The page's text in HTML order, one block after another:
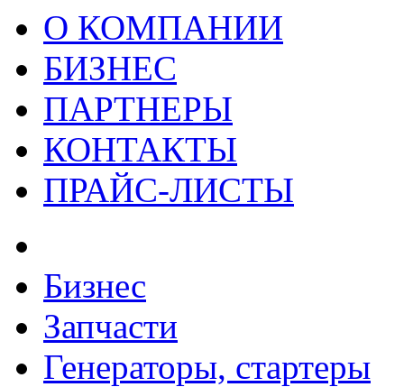
О КОМПАНИИ
БИЗНЕС
ПАРТНЕРЫ
КОНТАКТЫ
ПРАЙС-ЛИСТЫ
Бизнес
Запчасти
Генераторы, стартеры